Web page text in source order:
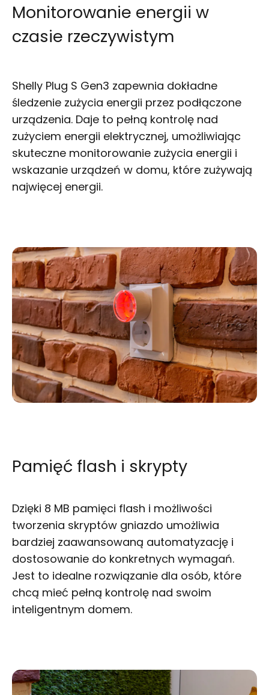
Monitorowanie energii w
czasie rzeczywistym
Shelly Plug S Gen3 zapewnia dokładne
śledzenie zużycia energii przez podłączone
urządzenia. Daje to pełną kontrolę nad
zużyciem energii elektrycznej, umożliwiając
skuteczne monitorowanie zużycia energii i
wskazanie urządzeń w domu, które zużywają
najwięcej energii.
Pamięć flash i skrypty
Dzięki 8 MB pamięci flash i możliwości
tworzenia skryptów gniazdo umożliwia
bardziej zaawansowaną automatyzację i
dostosowanie do konkretnych wymagań.
Jest to idealne rozwiązanie dla osób, które
chcą mieć pełną kontrolę nad swoim
inteligentnym domem.